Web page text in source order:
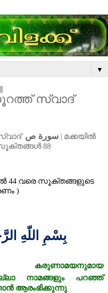
▼
സ്വാദ്
سورة ص | മക്കയിൽ
88
44 വരെ സൂക്തങ്ങളുടെ
)
بِسْمِ اللّهِ
കരുണാമയനുമായ
നാമങ്ങളും
പറഞ്ഞ്
ആരംഭിക്കുന്നു